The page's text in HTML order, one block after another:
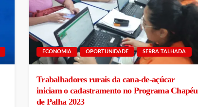
ECONOMIA OPORTUNIDADE SERRA TALHADA
Trabalhadores rurais da cana-de-açúcar
iniciam o cadastramento no Programa Chapéu
de Palha 2023